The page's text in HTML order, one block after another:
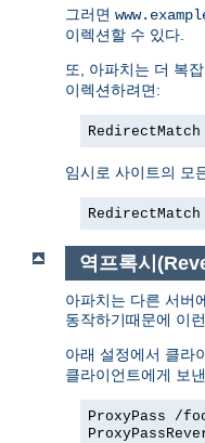
그러면
이렉션할 수 있다.
또, 아파치는 더 복
이렉션하려면:
임시로 사이트의 모
역프록시
아파치는 다른 서버
동작하기때문에 이
아래 설정에서 클라
클라이언트에게 보
ProxyPass /